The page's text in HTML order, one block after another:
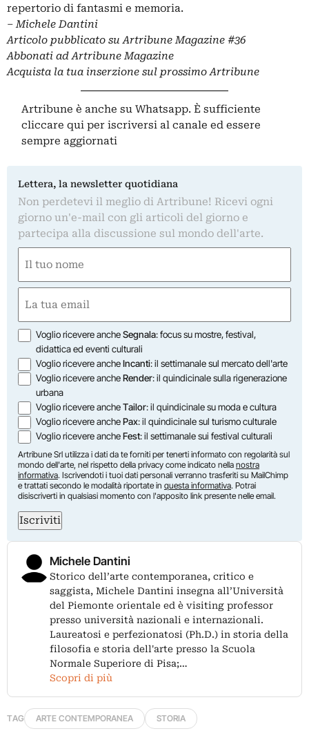
repertorio di fantasmi e memoria.
–Michele Dantini
Articolo pubblicato suArtribune Magazine #36
Abbonati ad Artribune Magazine
Acquista la tua inserzione sul prossimo Artribune
Artribune è anche su Whatsapp. È sufficiente
cliccare qui per iscriversi al canale ed essere
sempre aggiornati
Lettera, la newsletter quotidiana
Non perdetevi il meglio di Artribune! Ricevi ogni
giorno un'e-mail con gli articoli del giorno e
partecipa alla discussione sul mondo dell'arte.
(Obbligatorio)
Nome
(Obbligatorio)
Opzioni
Voglio ricevere ancheSegnala: focus su mostre, festival,
didattica ed eventi culturali
Voglio ricevere ancheIncanti: il settimanale sul mercato dell'arte
Voglio ricevere ancheRender: il quindicinale sulla rigenerazione
urbana
Voglio ricevere ancheTailor: il quindicinale su moda e cultura
Voglio ricevere anchePax: il quindicinale sul turismo culturale
Voglio ricevere ancheFest: il settimanale sui festival culturali
Artribune Srl utilizza i dati da te forniti per tenerti informato con regolarità sul
mondo dell'arte, nel rispetto della privacy come indicato nella nostra
informativa. Iscrivendoti i tuoi dati personali verranno trasferiti su MailChimp
e trattati secondo le modalità riportate in questa informativa. Potrai
disiscriverti in qualsiasi momento con l'apposito link presente nelle email.
Iscriviti
Michele Dantini
Storico dell’arte contemporanea, critico e
saggista, Michele Dantini insegna all’Università
del Piemonte orientale ed è visiting professor
presso università nazionali e internazionali.
Laureatosi e perfezionatosi (Ph.D.) in storia della
filosofia e storia dell'arte presso la Scuola
Normale Superiore di Pisa;…
Scopri di più
TAG ARTE CONTEMPORANEA STORIA